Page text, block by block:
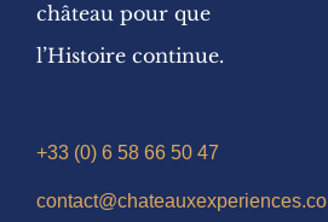
château pour que
l’Histoire continue.
+33 (0) 6 58 66 50 47